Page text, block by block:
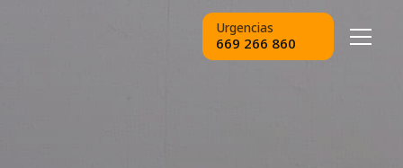
Urgencias
669 266 860